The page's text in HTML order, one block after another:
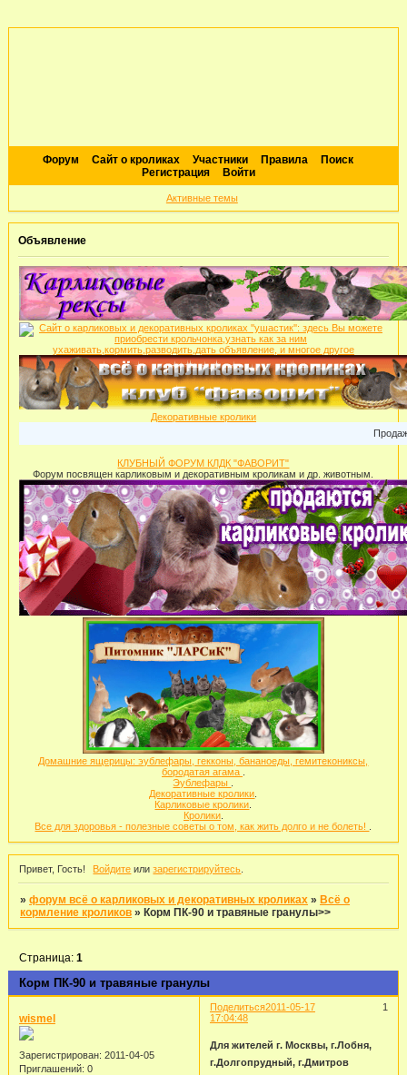
Форум Сайт о кроликах Участники Правила
Поиск
Регистрация
Войти
Активные темы
Объявление
Декоративные кролики
Продажа
КЛУБНЫЙ ФОРУМ КЛДК "ФАВОРИТ"
Форум посвящен карликовым и декоративным кроликам и др. животным.
Домашние ящерицы: эублефары, гекконы, бананоеды, гемитекониксы,
бородатая агама
Эублефары
Декоративные кролики
Карликовые кролики
Кролики.
Все для здоровья - полезные советы о том, как жить долго и не болеть!
Привет, Гость! Войдите илизарегистрируйтесь
»форум всё о карликовых и декоративных кроликах » Всё о
кормление кроликов » Корм ПК-90 и травяные гранулы>>
Корм ПК-90 и травяные гранулы
Страница:1
Поделиться 1
2011-05-17
17:04:48
wismel
Зарегистрирован: 2011-04-05
Приглашений: 0
Для жителей г. Москвы, г.Лобня,
г.Долгопрудный, г.Дмитров